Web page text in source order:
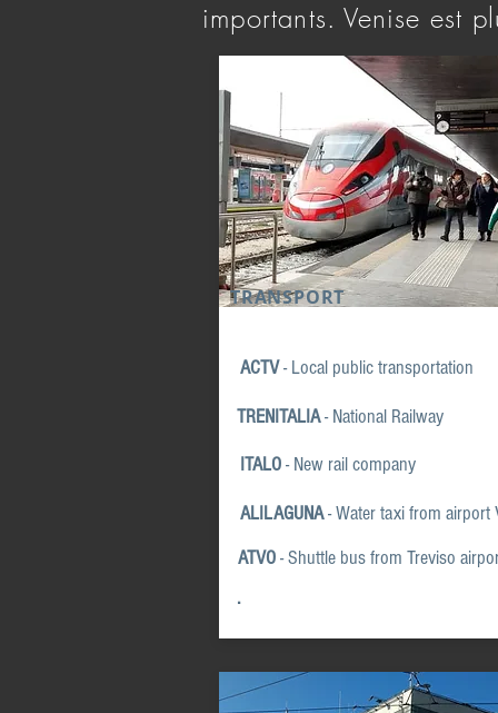
importants. Venise est
TRANSPORT
ACTV- Local public transportation
TRENITALIA-National Railway
ITALO- New rail company
ALILAGUNA- Water taxi from airport
ATVO- Shuttle busfrom Treviso
.